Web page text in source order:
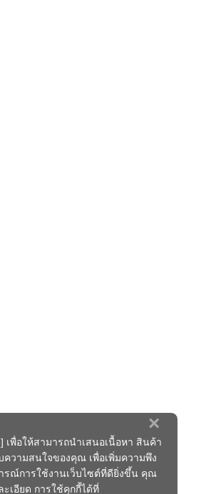
×
เพื่อให้สามารถนำเสนอเนื้อหา สินค้า
ความสนใจของคุณ เพื่อเพิ่มความพึง
รณ์การใช้งานเว็บไซต์ที่ดียิ่งขึ้น คุณ
เอียด การใช้คุกกี้ได้ที่